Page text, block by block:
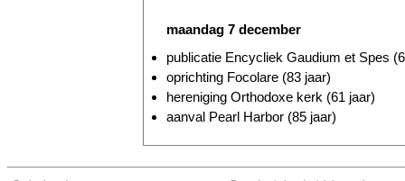
maandag 7 december
publicatie Encycliek Gaudium et Spes
oprichting Focolare (83 jaar)
hereniging Orthodoxe kerk (61 jaar)
aanval Pearl Harbor (85 jaar)